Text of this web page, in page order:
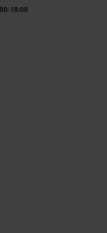
18:00